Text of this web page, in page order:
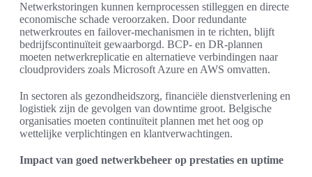
Netwerkstoringen kunnen kernprocessen stilleggen en directe
economische schade veroorzaken. Door redundante
netwerkroutes en failover-mechanismen in te richten, blijft
bedrijfscontinuïteit gewaarborgd. BCP- en DR-plannen
moeten netwerkreplicatie en alternatieve verbindingen naar
cloudproviders zoals Microsoft Azure en AWS omvatten.
In sectoren als gezondheidszorg, financiële dienstverlening en
logistiek zijn de gevolgen van downtime groot. Belgische
organisaties moeten continuïteit plannen met het oog op
wettelijke verplichtingen en klantverwachtingen.
Impact van goed netwerkbeheer op prestaties en uptime